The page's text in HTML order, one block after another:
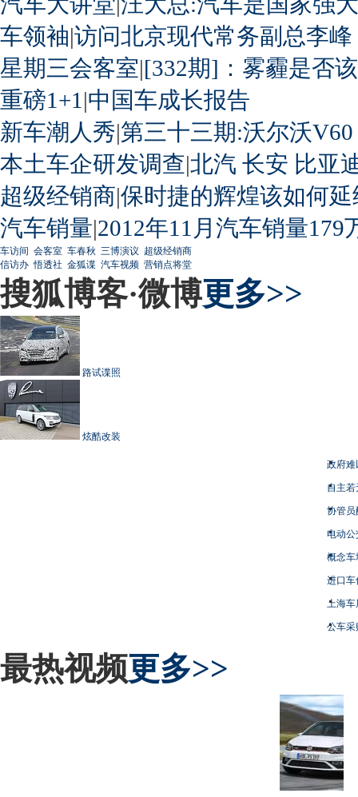
车领袖|访问北京现代常务副总李峰
星期三会客室|[332期]：雾霾是否
重磅1+1 |中国车成长报告
新车潮人秀|第三十三期:沃尔沃
本土车企研发调查|北汽 长安 比亚
超级经销商|保时捷的辉煌该如何延
汽车销量|2012年11月汽车销量179
车访间 会客室 车春秋 三博演议 超级经销商
信访办 悟透社 金狐谍 汽车视频 营销点将堂
搜狐博客·微博更多>>
路试谍照
炫酷改装
政府难
自主
协管员
电动
概念车
进口车
上海
公车采
最热视频更多>>